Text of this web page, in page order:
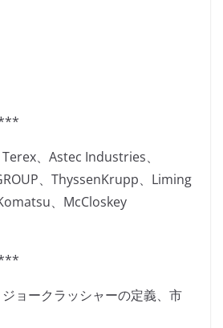
、Astec Industries、
、ThyssenKrupp、Liming
、McCloskey
ョークラッシャーの定義、市